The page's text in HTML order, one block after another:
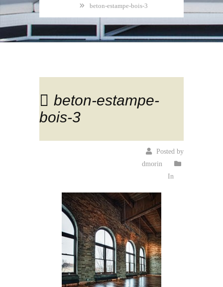
beton-estampe-bois-3
beton-estampe-
bois-3
Posted by
dmorin
In